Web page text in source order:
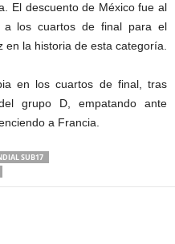
El descuento de México fue al
a los cuartos de final para el
la historia de esta categoría.
en los cuartos de final, tras
grupo D, empatando ante
a Francia.
SUB17